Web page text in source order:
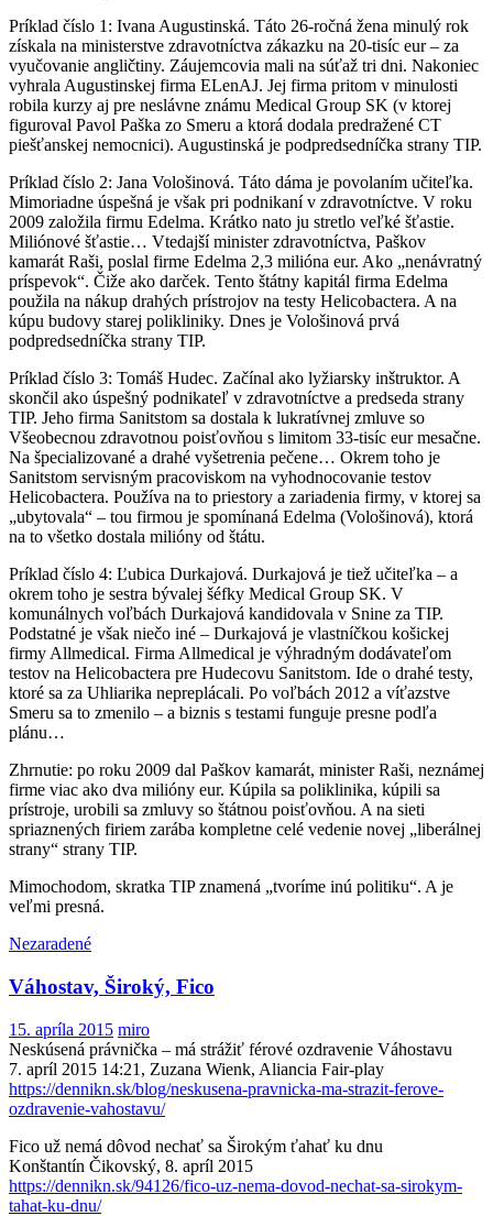
Príklad číslo 1: Ivana Augustinská. Táto 26-ročná žena minulý rok
získala na ministerstve zdravotníctva zákazku na 20-tisíc eur – za
vyučovanie angličtiny. Záujemcovia mali na súťaž tri dni. Nakoniec
vyhrala Augustinskej firma ELenAJ. Jej firma pritom v minulosti
robila kurzy aj pre neslávne známu Medical Group SK (v ktorej
figuroval Pavol Paška zo Smeru a ktorá dodala predražené CT
piešťanskej nemocnici). Augustinská je podpredsedníčka strany TIP.
Príklad číslo 2: Jana Vološinová. Táto dáma je povolaním učiteľka.
Mimoriadne úspešná je však pri podnikaní v zdravotníctve. V roku
2009 založila firmu Edelma. Krátko nato ju stretlo veľké šťastie.
Miliónové šťastie… Vtedajší minister zdravotníctva, Paškov
kamarát Raši, poslal firme Edelma 2,3 milióna eur. Ako „nenávratný
príspevok“. Čiže ako darček. Tento štátny kapitál firma Edelma
použila na nákup drahých prístrojov na testy Helicobactera. A na
kúpu budovy starej polikliniky. Dnes je Vološinová prvá
podpredsedníčka strany TIP.
Príklad číslo 3: Tomáš Hudec. Začínal ako lyžiarsky inštruktor. A
skončil ako úspešný podnikateľ v zdravotníctve a predseda strany
TIP. Jeho firma Sanitstom sa dostala k lukratívnej zmluve so
Všeobecnou zdravotnou poisťovňou s limitom 33-tisíc eur mesačne.
Na špecializované a drahé vyšetrenia pečene… Okrem toho je
Sanitstom servisným pracoviskom na vyhodnocovanie testov
Helicobactera. Používa na to priestory a zariadenia firmy, v ktorej sa
„ubytovala“ – tou firmou je spomínaná Edelma (Vološinová), ktorá
na to všetko dostala milióny od štátu.
Príklad číslo 4: Ľubica Durkajová. Durkajová je tiež učiteľka – a
okrem toho je sestra bývalej šéfky Medical Group SK. V
komunálnych voľbách Durkajová kandidovala v Snine za TIP.
Podstatné je však niečo iné – Durkajová je vlastníčkou košickej
firmy Allmedical. Firma Allmedical je výhradným dodávateľom
testov na Helicobactera pre Hudecovu Sanitstom. Ide o drahé testy,
ktoré sa za Uhliarika nepreplácali. Po voľbách 2012 a víťazstve
Smeru sa to zmenilo – a biznis s testami funguje presne podľa
plánu…
Zhrnutie: po roku 2009 dal Paškov kamarát, minister Raši, neznámej
firme viac ako dva milióny eur. Kúpila sa poliklinika, kúpili sa
prístroje, urobili sa zmluvy so štátnou poisťovňou. A na sieti
spriaznených firiem zarába kompletne celé vedenie novej „liberálnej
strany“ strany TIP.
Mimochodom, skratka TIP znamená „tvoríme inú politiku“. A je
veľmi presná.
Nezaradené
Váhostav, Široký, Fico
15. apríla 2015 miro
Neskúsená právnička – má strážiť férové ozdravenie Váhostavu
7. apríl 2015 14:21, Zuzana Wienk, Aliancia Fair-play
https://dennikn.sk/blog/neskusena-pravnicka-ma-strazit-ferove-
ozdravenie-vahostavu/
Fico už nemá dôvod nechať sa Širokým ťahať ku dnu
Konštantín Čikovský, 8. apríl 2015
https://dennikn.sk/94126/fico-uz-nema-dovod-nechat-sa-sirokym-
tahat-ku-dnu/